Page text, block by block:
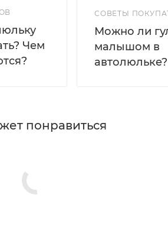
Чем
СОВЕТЫ
Можно ли
малышом в
автолюльке?
понравиться